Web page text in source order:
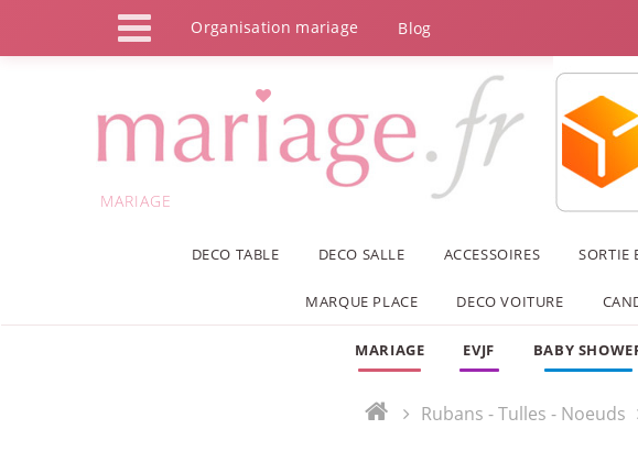
Organisation mariage Blog
MARIAGE
DECO TABLE DECO SALLE ACCESSOIRES SORTIE
MARQUE PLACE DECO VOITURE
MARIAGE EVJF BABY
Rubans - Tulles - Noeuds
Panneau de gestion des cookies